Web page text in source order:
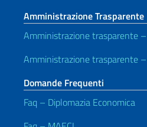
Amministrazione Trasparente
Amministrazione trasparente
Amministrazione trasparente
Domande Frequenti
Faq – Diplomazia Economica